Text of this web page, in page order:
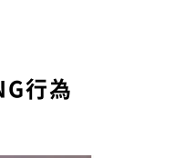
行為